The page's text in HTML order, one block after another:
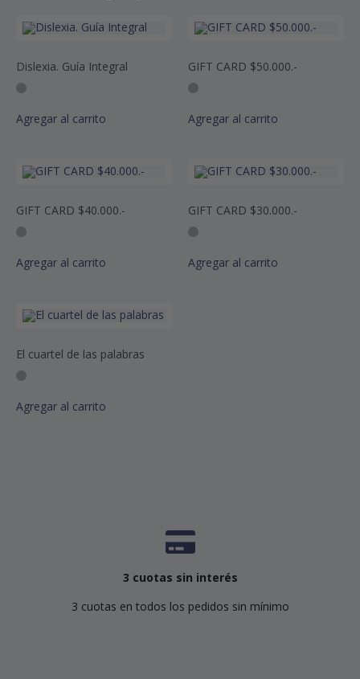
Dislexia. Guía Integral
Agregar al carrito
GIFT CARD $50.000.-
Agregar al carrito
GIFT CARD $40.000.-
Agregar al carrito
GIFT CARD $30.000.-
Agregar al carrito
El cuartel de las palabras
Agregar al carrito
3 cuotas sin interés
3 cuotas en todos los pedidos sin mínimo